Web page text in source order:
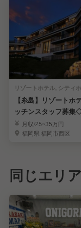
【糸島】リゾートホ
ッチンスタッフ募集
125日月収/25~35万円
福岡県 福岡市西区
同じエリ